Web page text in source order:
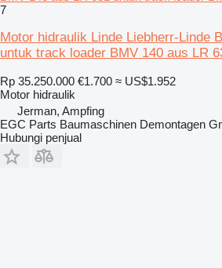
7
Motor hidraulik Linde Liebherr-Linde
untuk track loader BMV 140 aus LR
Rp 35.250.000 €1.700 ≈ US$1.952
Motor hidraulik
Jerman, Ampfing
EGC Parts Baumaschinen Demontagen
Hubungi penjual